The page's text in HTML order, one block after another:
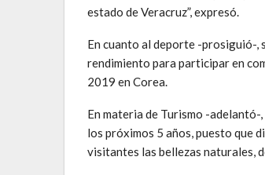
estado de Veracruz”, expresó.
En cuanto al deporte -prosiguió-,
rendimiento para participar en
2019 en Corea.
En materia de Turismo -adelantó-
los próximos 5 años, puesto que
visitantes las bellezas naturales,